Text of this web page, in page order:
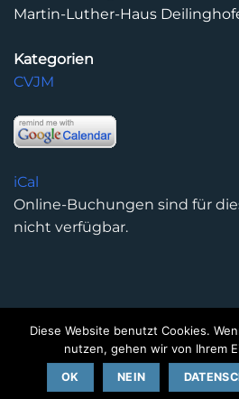
Martin-Luther-Haus
Kategorien
CVJM
iCal
Online-Buchungen sind für
nicht verfügbar.
DATENSCHUTZERKLÄRUNG
Copyright 2026 ©
kleinzweidrei
Diese Website benutzt Cookies.
nutzen, gehen wir von Ihrem
OK NEIN